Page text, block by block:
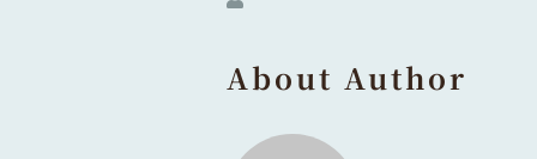
About Author